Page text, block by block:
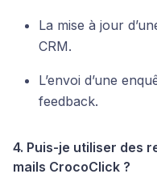
La mise à jour
CRM.
L’envoi d’une
feedback.
4. Puis-je utiliser des
mails CrocoClick ?